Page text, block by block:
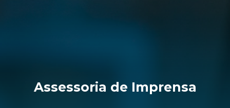
Assessoria de Imprensa